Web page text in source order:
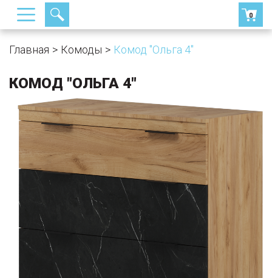
0
Главная Комоды Комод "Ольга 4"
КОМОД "ОЛЬГА 4"